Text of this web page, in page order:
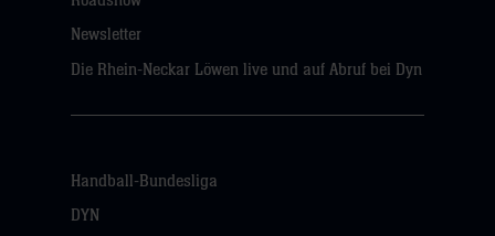
Newsletter
Die Rhein-Neckar Löwen live und auf Abruf bei Dyn
Handball-Bundesliga
DYN